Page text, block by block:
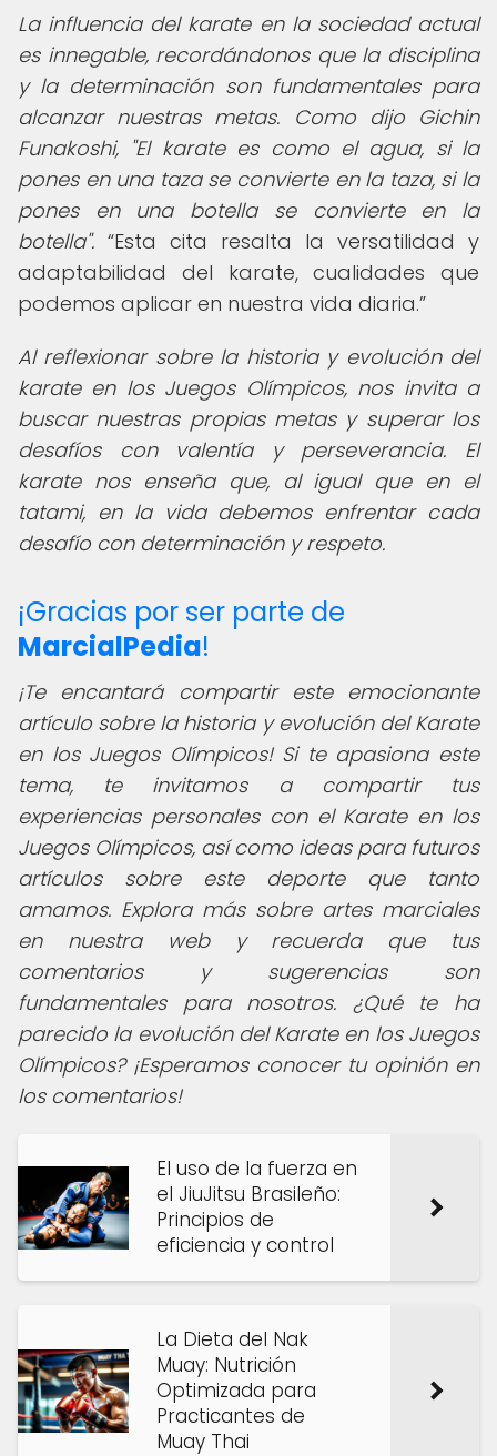
La influencia del karate en la sociedad actual
es innegable, recordándonos que la disciplina
y la determinación son fundamentales para
alcanzar nuestras metas. Como dijo Gichin
Funakoshi, "El karate es como el agua, si la
pones en una taza se convierte en la taza, si la
pones en una botella se convierte en la
botella".
Esta cita resalta la versatilidad y
adaptabilidad del karate, cualidades que
podemos aplicar en nuestra vida diaria.
Al reflexionar sobre la historia y evolución del
karate en los Juegos Olímpicos, nos invita a
buscar nuestras propias metas y superar los
desafíos con valentía y perseverancia. El
karate nos enseña que, al igual que en el
tatami, en la vida debemos enfrentar cada
desafío con determinación y respeto.
¡Gracias por ser parte de
MarcialPedia!
¡Te encantará compartir este emocionante
artículo sobre la historia y evolución del Karate
en los Juegos Olímpicos!Si te apasiona este
tema, te invitamos a compartir tus
experiencias personales con el Karate en los
Juegos Olímpicos, así como ideas para futuros
artículos sobre este deporte que tanto
amamos. Explora más sobre artes marciales
en nuestra web y recuerda que tus
comentarios y sugerencias son
fundamentales para nosotros. ¿Qué te ha
parecido la evolución del Karate en los Juegos
Olímpicos? ¡Esperamos conocer tu opinión en
los comentarios!
El uso de la fuerza en
el JiuJitsu Brasileño:
Principios de
eficiencia y control
La Dieta del Nak
Muay: Nutrición
Optimizada para
Practicantes de
Muay Thai